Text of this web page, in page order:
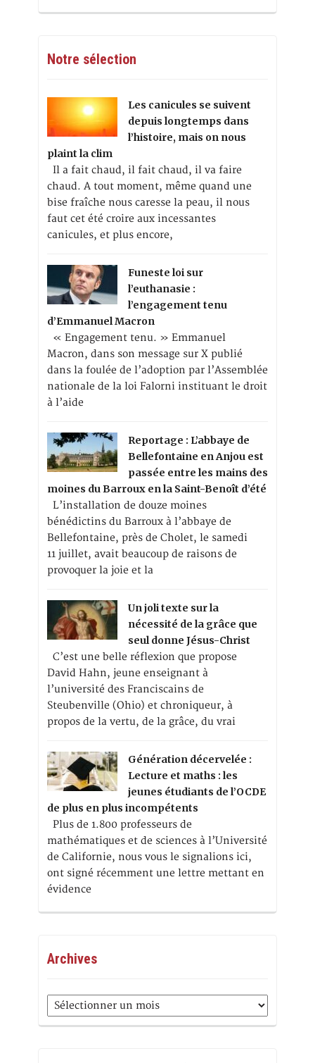
Notre sélection
Les canicules se suivent
depuis longtemps dans
l’histoire, mais on nous
plaint la clim
Il a fait chaud, il fait chaud, il va faire
chaud. A tout moment, même quand une
bise fraîche nous caresse la peau, il nous
faut cet été croire aux incessantes
canicules, et plus encore,
Funeste loi sur
l’euthanasie :
l’engagement tenu
d’Emmanuel Macron
« Engagement tenu. » Emmanuel
Macron, dans son message sur X publié
dans la foulée de l’adoption par l’Assemblée
nationale de la loi Falorni instituant le droit
à l’aide
Reportage : L’abbaye de
Bellefontaine en Anjou est
passée entre les mains des
moines du Barroux en la Saint-Benoît d’été
L’installation de douze moines
bénédictins du Barroux à l’abbaye de
Bellefontaine, près de Cholet, le samedi
11 juillet, avait beaucoup de raisons de
provoquer la joie et la
Un joli texte sur la
nécessité de la grâce que
seul donne Jésus-Christ
C’est une belle réflexion que propose
David Hahn, jeune enseignant à
l’université des Franciscains de
Steubenville (Ohio) et chroniqueur, à
propos de la vertu, de la grâce, du vrai
Génération décervelée :
Lecture et maths : les
jeunes étudiants de l’OCDE
de plus en plus incompétents
Plus de 1.800 professeurs de
mathématiques et de sciences à l’Université
de Californie, nous vous le signalions ici,
ont signé récemment une lettre mettant en
évidence
Archives
Archives